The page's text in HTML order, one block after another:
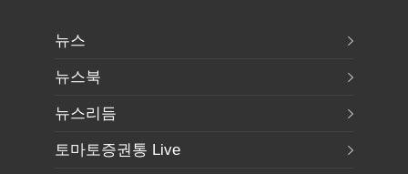
뉴스
뉴스북
뉴스리듬
토마토증권통 Live